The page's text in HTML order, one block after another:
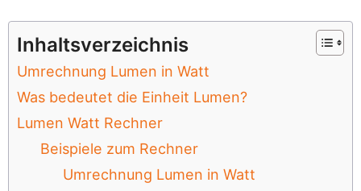
Inhaltsverzeichnis
Umrechnung Lumen in Watt
Was bedeutet die Einheit Lumen?
Lumen Watt Rechner
Beispiele zum Rechner
Umrechnung Lumen in Watt